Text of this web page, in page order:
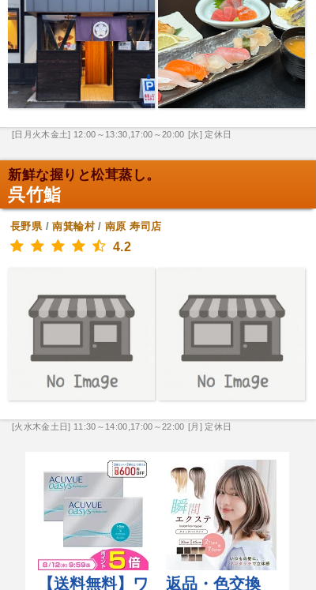
[日月火木金土] 12:00～13:30,17:00～20:00 [水] 定休日
新鮮な握りと松茸蒸し。
呉竹鮨
長野県/南箕輪村/南原 寿司店
4.2
[火水木金土日] 11:30～14:00,17:00～22:00 [月] 定休日